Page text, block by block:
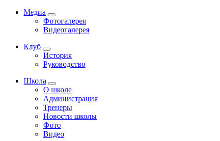
Медиа
Фотогалерея
Видеогалерея
Клуб
История
Руководство
Школа
О школе
Администрация
Тренеры
Новости школы
Фото
Видео